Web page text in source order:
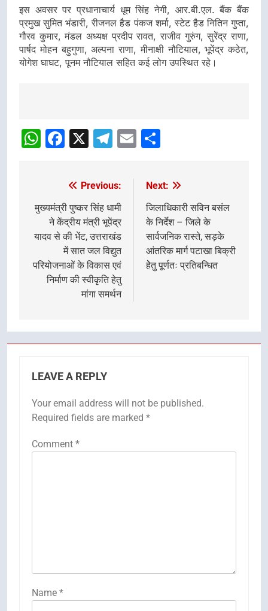
इस अवसर पर प्रधानाचार्य धूम सिंह नेगी, आर.बी.एल. बैंक बैंक
प्रमुख सुमित भंडारी, रीजनल हैड पंकज शर्मा, स्टेट हैड नितिन गुप्ता,
गौरव कुमार, मंडल अध्यक्ष प्रदीप रावत, राजीव गुरुंग, सुरेंद्र राणा,
पार्षद मोहन बहुगुणा, अल्पना राणा, मीनाक्षी नौटियाल, भूपेंद्र कठेत,
योगेश घाघट, पूनम नौटियाल सहित कई लोग उपस्थित रहे।
navigation
WhatsApp
Facebook
X Telegram
Email
navigation
Previous:
मुख्यमंत्री पुष्कर सिंह धामी
ने केंद्रीय मंत्री भूपेंद्र
यादव से की भेंट, उत्तराखंड
में सात जल विद्युत
परियोजनाओं के विकास एवं
निर्माण की स्वीकृति हेतु
मांगा समर्थन
Next:
जिलाधिकारी सविन बसंल
के निर्देश – जिले के
सार्वजनिक रास्ते, सड़के
आंतरिक मार्ग पटाखा बिक्री
हेेतु पूर्णतः प्रतिबन्धित
LEAVE A REPLY
Your email address will not be published.
Required fields are marked *
Comment *
Name *